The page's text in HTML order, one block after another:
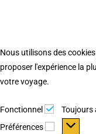
Nous utilisons des
proposer l'expérience la
votre voyage.
Fonctionnel
Toujours
Préférences